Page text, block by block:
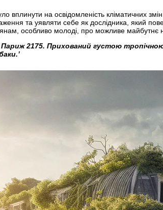
вплинути на освідомленість кліматичних
та уявляти себе як дослідника, який
особливо молоді, про можливе майбутнє
2175. Прихований густою